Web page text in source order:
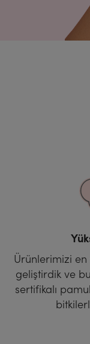
Ürünlerimizi
geliştirdik ve
sertifikalı